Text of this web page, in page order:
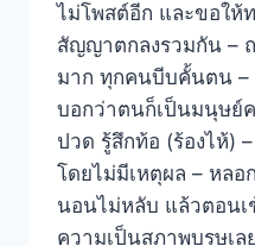
ไม่โพสต์อีก และขอให้
สัญญาตกลงรวมกัน –
มาก ทุกคนบีบคั้นตน
บอกว่าตนก็เป็นมนุษย์
ปวด รู้สึกท้อ (ร้องไห้)
โดยไม่มีเหตุผล – หล
นอนไม่หลับ แล้วตอน
ความเป็นสุภาพบุรุษเล